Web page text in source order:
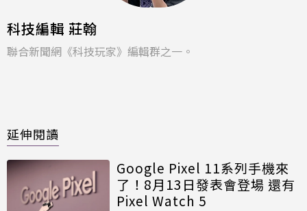
科技編輯 莊翰
聯合新聞網《科技玩家》編輯群之一。
延伸閱讀
Google Pixel 11系列手機來
了！8月13日發表會登場 還有
Pixel Watch 5